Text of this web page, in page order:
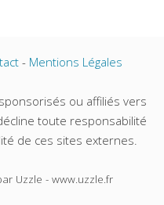
- Mentions Légales
ou affiliés vers
toute responsabilité
de ces sites externes.
Uzzle - www.uzzle.fr